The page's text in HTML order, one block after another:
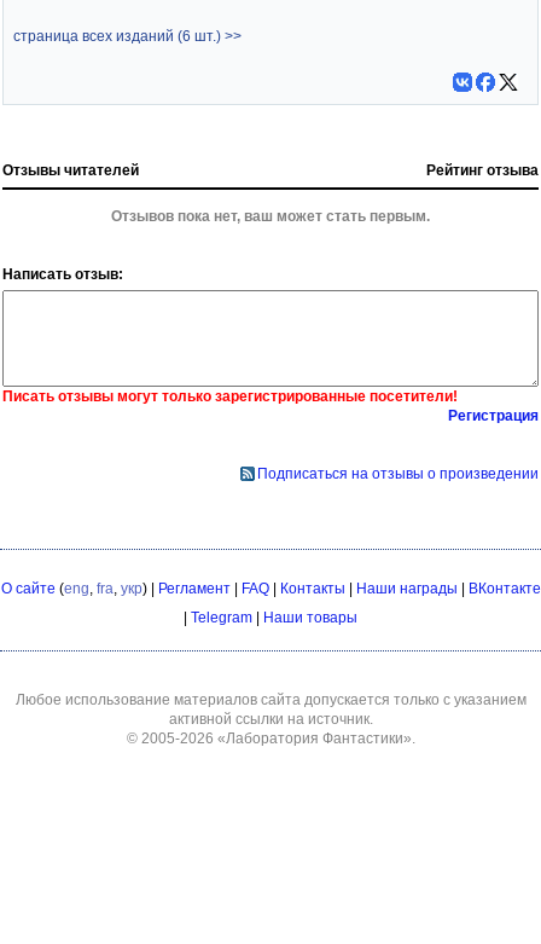
страница всех изданий (6 шт.) >>
Отзывы читателей Рейтинг отзыва
Отзывов пока нет, ваш может стать первым.
Написать отзыв:
Писать отзывы могут только зарегистрированные посетители!
Регистрация
Подписаться на отзывы о произведении
О сайте (eng fra укр) | Регламент| FAQ| Контакты | Наши награды | ВКонтакте
| Telegram | Наши товары
Любое использование материалов сайта допускается только с указанием
активной ссылки на источник.
© 2005-2026 «Лаборатория Фантастики»